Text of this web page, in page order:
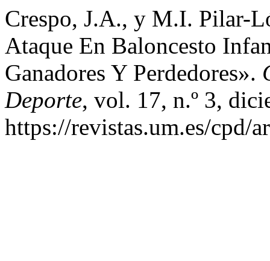
Crespo, J.A., y M.I. Pilar-
Ataque En Baloncesto
Ganadores Y Perdedores».
Deporte, vol. 17, n.º 3,
https://revistas.um.es/cpd/